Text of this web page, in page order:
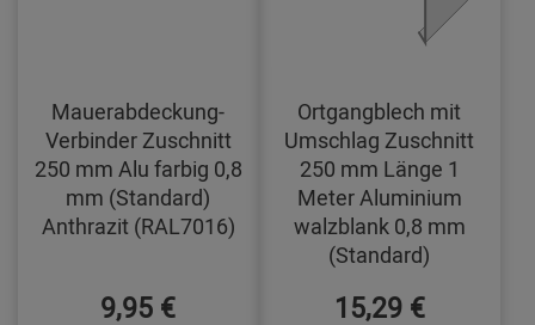
Mauerabdeckung-
Verbinder Zuschnitt
250 mm Alu farbig 0,8
mm (Standard)
Anthrazit (RAL7016)
9,95 €
Ortgangblech mit
Umschlag Zuschnitt
250 mm Länge 1
Meter Aluminium
walzblank 0,8 mm
(Standard)
15,29 €